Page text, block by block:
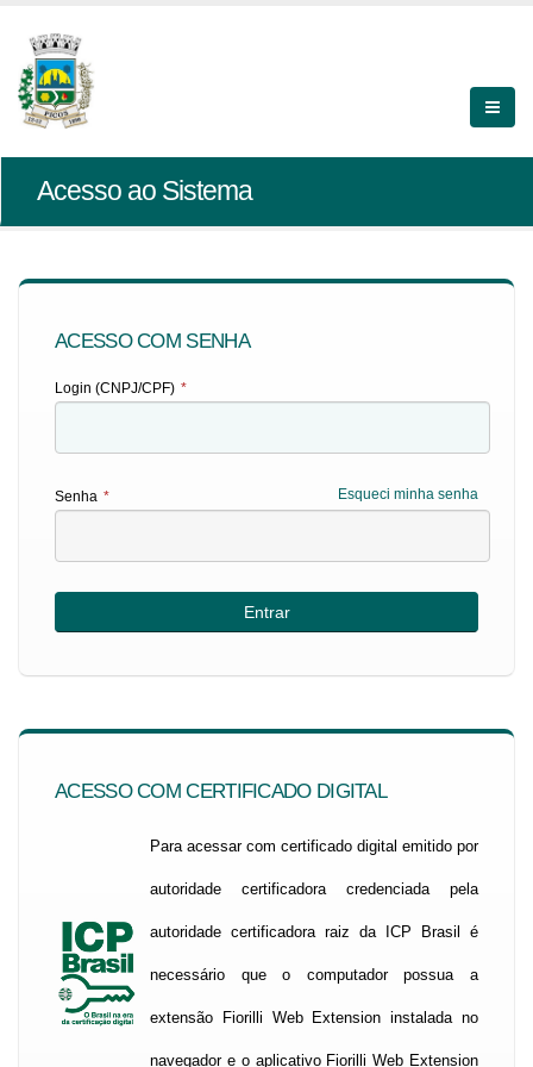
Acesso ao Sistema
ACESSO COM SENHA
Login (CNPJ/CPF) *
Esqueci minha senha
Senha *
ACESSO COM CERTIFICADO DIGITAL
Para acessar com certificado digital emitido por
autoridade certificadora credenciada pela
autoridade certificadora raiz da ICP Brasil é
necessário que o computador possua a
extensão Fiorilli Web Extension instalada no
navegador e o aplicativo Fiorilli Web Extension